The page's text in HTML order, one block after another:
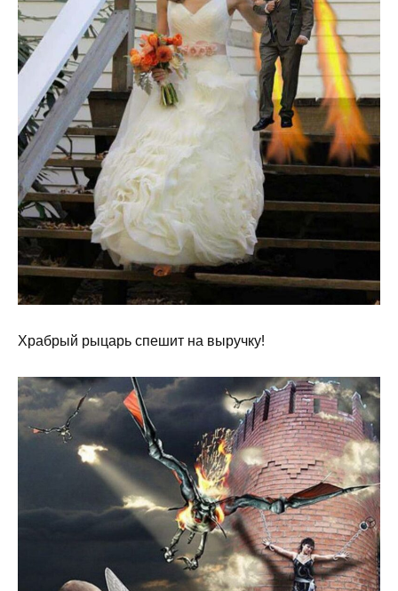
Храбрый рыцарь спешит на выручку!